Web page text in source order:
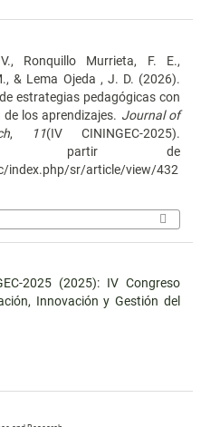
Ronquillo Murrieta, F. E.,
& Lema Ojeda , J. D. (2026).
estrategias pedagógicas con
los aprendizajes. Journal of
, 11(IV CININGEC-2025).
a partir de
index.php/sr/article/view/432
2025 (2025): IV Congreso
Innovación y Gestión del